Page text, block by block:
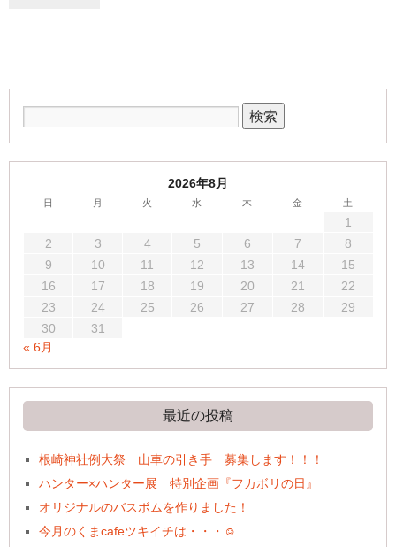
2026年8月
日 月 火 水 木 金 土
1
2
3 4 5 6 7
8
9
10 11 12 13 14
15
16
17 18 19 20 21
22
23
24 25 26 27 28
29
30
31
« 6月
最近の投稿
根崎神社例大祭 山車の引き手 募集します！！！
ハンター×ハンター展 特別企画『フカボリの日』
オリジナルのバスボムを作りました！
今月のくまcafeツキイチは・・・☺